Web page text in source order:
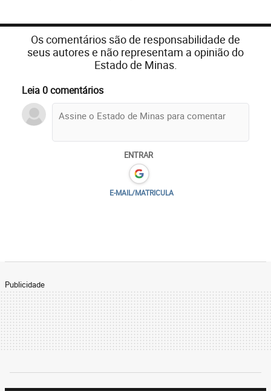
Os comentários são de responsabilidade de
seus autores e não representam a opinião do
Estado de Minas.
Leia 0 comentários
ENTRAR
E-MAIL/MATRICULA
Publicidade